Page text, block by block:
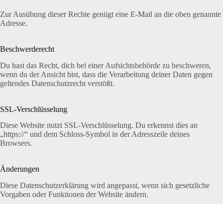
Zur Ausübung dieser Rechte genügt eine E-Mail an die oben genannte
Adresse.
Beschwerderecht
Du hast das Recht, dich bei einer Aufsichtsbehörde zu beschweren,
wenn du der Ansicht bist, dass die Verarbeitung deiner Daten gegen
geltendes Datenschutzrecht verstößt.
SSL-Verschlüsselung
Diese Website nutzt SSL-Verschlüsselung. Du erkennst dies an
„https://“ und dem Schloss-Symbol in der Adresszeile deines
Browsers.
Änderungen
Diese Datenschutzerklärung wird angepasst, wenn sich gesetzliche
Vorgaben oder Funktionen der Website ändern.